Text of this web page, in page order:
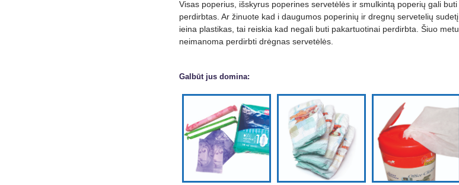
Visas poperius, išskyrus poperines servetėlės ir smulkintą poperių gali buti
perdirbtas. Ar žinuote kad i daugumos poperinių ir dregnų servetelių sudetį
ieina plastikas, tai reiskia kad negali buti pakartuotinai perdirbta. Šiuo metu
neimanoma perdirbti drėgnas servetėlės.
Galbūt jus domina: